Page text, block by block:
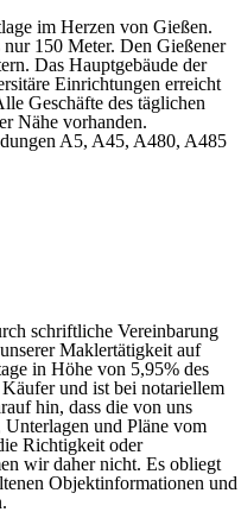
im Herzen von Gießen.
150 Meter. Den Gießener
Das Hauptgebäude der
Einrichtungen erreicht
Geschäfte des täglichen
Nähe vorhanden.
A5, A45, A480, A485
schriftliche Vereinbarung
Maklertätigkeit auf
in Höhe von 5,95% des
und ist bei notariellem
hin, dass die von uns
und Pläne vom
Richtigkeit oder
wir daher nicht. Es obliegt
Objektinformationen und